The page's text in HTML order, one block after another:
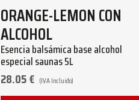
ORANGE-LEMON CON
ALCOHOL
Esencia balsámica base alcohol
especial saunas 5L
28.05€ (IVA Incluido)